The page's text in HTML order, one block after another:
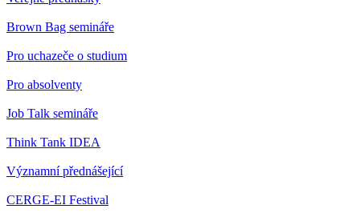
Brown Bag semináře
Pro uchazeče o studium
Pro absolventy
Job Talk semináře
Think Tank IDEA
Významní přednášející
CERGE-EI Festival